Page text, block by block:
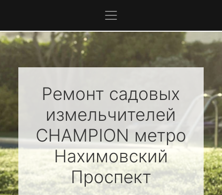
Ремонт садовых
измельчителей
CHAMPION метро
Нахимовский
Проспект